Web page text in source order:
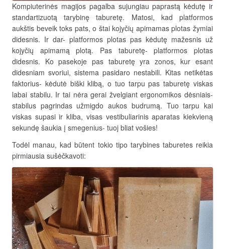
Kompiuterinės magijos pagalba sujungiau paprastą kėdutę ir
standartizuotą tarybinę taburetę. Matosi, kad platformos
aukštis beveik toks pats, o štai kojyčių apimamas plotas žymiai
didesnis. Ir dar- platformos plotas pas kėdutę mažesnis už
kojyčių apimamą plotą. Pas taburetę- platformos plotas
didesnis. Ko pasekoje pas taburetę yra zonos, kur esant
didesniam svoriui, sistema pasidaro nestabili. Kitas netikėtas
faktorius- kėdutė biški klibą, o tuo tarpu pas taburetę viskas
labai stabilu. Ir tai nėra gerai žvelgiant ergonomikos dėsniais-
stabilus pagrindas užmigdo aukos budrumą. Tuo tarpu kai
viskas supasi ir kliba, visas vestibuliarinis aparatas kiekvieną
sekundę šaukia į smegenius- tuoj bliat vošies!
Todėl manau, kad būtent tokio tipo tarybines taburetes reikia
pirmiausia sušėčkavoti: